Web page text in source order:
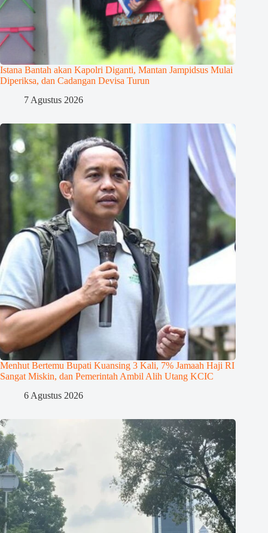
Istana Bantah akan Kapolri Diganti, Mantan Jampidsus Mulai
Diperiksa, dan Cadangan Devisa Turun
7 Agustus 2026
Menhut Bertemu Bupati Kuansing 3 Kali, 7% Jamaah Haji RI
Sangat Miskin, dan Pemerintah Ambil Alih Utang KCIC
6 Agustus 2026